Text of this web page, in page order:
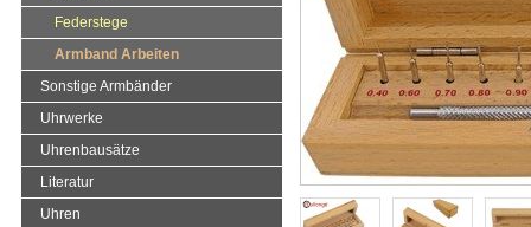
Federstege
Armband Arbeiten
Sonstige Armbänder
Uhrwerke
Uhrenbausätze
Literatur
Uhren